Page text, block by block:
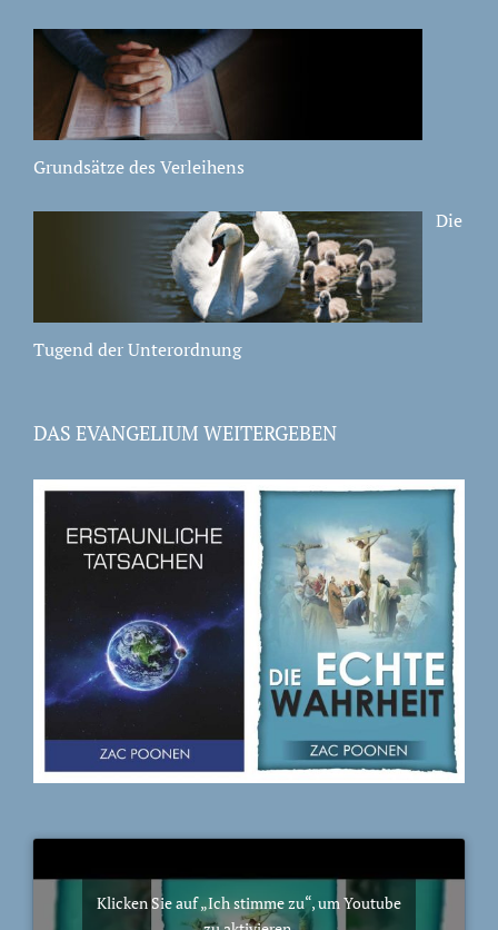
Grundsätze des Verleihens
Die
Tugend der Unterordnung
DAS EVANGELIUM WEITERGEBEN
Klicken Sie auf „Ich stimme zu“, um Youtube